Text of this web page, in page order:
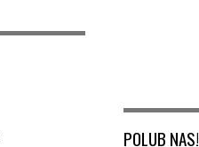
POLUB NAS!